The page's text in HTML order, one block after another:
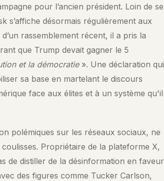
pour l’ancien président. Loin de se
s’affiche désormais régulièrement aux
rassemblement récent, il a pris la
que Trump devait gagner le 5
et la démocratie». Une déclaration qui
sa base en martelant le discours
face aux élites et à un système qu'il
polémiques sur les réseaux sociaux, ne
Propriétaire de la plateforme X,
de distiller de la désinformation en faveur
des figures comme Tucker Carlson,